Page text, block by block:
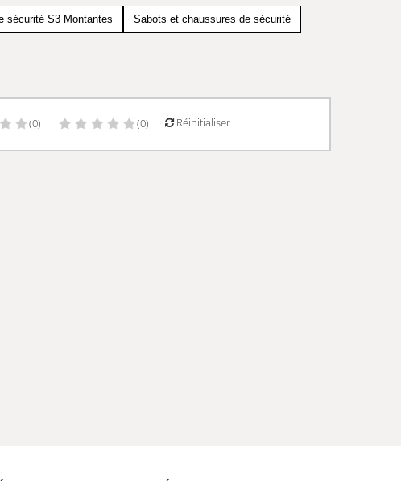
sécurité S3 Montantes Sabots et chaussures de sécurité
(0) (0) Réinitialiser